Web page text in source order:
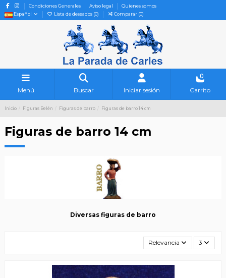
Condiciones Generales Aviso legal
Quienes somos
Español
Lista de deseados (0) Comparar (0)
Menú Buscar Iniciar sesión
0
Carrito
Inicio Figuras Belén Figuras de barro Figuras de barro 14 cm
Figuras de barro 14 cm
Diversas figuras de barro
Relevancia 3